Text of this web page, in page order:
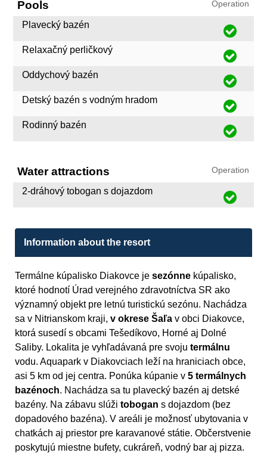
Pools Operation
Plavecký bazén
Relaxačný perličkový
Oddychový bazén
Detský bazén s vodným hradom
Rodinný bazén
Water attractions Operation
2-dráhový tobogan s dojazdom
Information about the resort
Termálne kúpalisko Diakovce je sezónne kúpalisko,
ktoré hodnotí Úrad verejného zdravotníctva SR ako
významný objekt pre letnú turistickú sezónu. Nachádza
sa v Nitrianskom kraji, v okrese Šaľa v obci Diakovce,
ktorá susedí s obcami Tešedíkovo, Horné aj Dolné
Saliby. Lokalita je vyhľadávaná pre svoju termálnu
vodu. Aquapark v Diakovciach leží na hraniciach obce,
asi 5 km od jej centra. Ponúka kúpanie v 5 termálnych
bazénoch. Nachádza sa tu plavecký bazén aj detské
bazény. Na zábavu slúži tobogan s dojazdom (bez
dopadového bazéna). V areáli je možnosť ubytovania v
chatkách aj priestor pre karavanové státie. Občerstvenie
poskytujú miestne bufety, cukráreň, vodný bar aj pizza.